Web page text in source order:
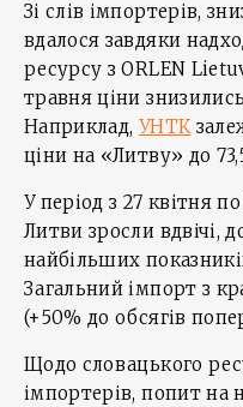
Зі слів імпортерів,
вдалося завдяки
ресурсу з ORLEN
травня ціни
Наприклад, УНТК
ціни на «Литву» до
У період з 27 квітня
Литви зросли вдвічі,
найбільших
Загальний імпорт з
(+50% до обсягів
Щодо словацького
імпортерів, попит на